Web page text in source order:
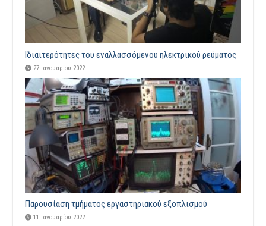
Ιδιαιτερότητες του εναλλασσόμενου ηλεκτρικού ρεύματος
27 Ιανουαρίου 2022
Παρουσίαση τμήματος εργαστηριακού εξοπλισμού
11 Ιανουαρίου 2022